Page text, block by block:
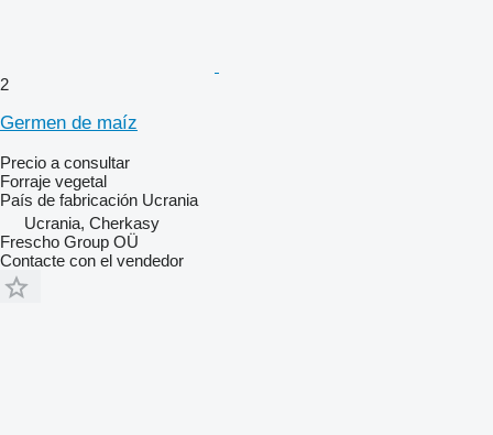
2
Germen de maíz
Precio a consultar
Forraje vegetal
País de fabricación Ucrania
Ucrania, Cherkasy
Frescho Group OÜ
Contacte con el vendedor